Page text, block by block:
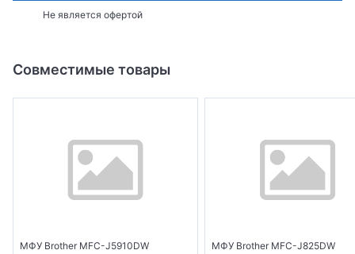
Не является офертой
Совместимые товары
МФУ Brother MFC-J5910DW МФУ Brother MFC-J825DW